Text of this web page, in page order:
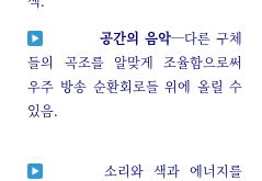
공간의 음악─다른 구체
들의 곡조를 알맞게 조율함으로써
우주 방송 순환회로들 위에 올릴 수
있음.
소리와 색과 에너지를